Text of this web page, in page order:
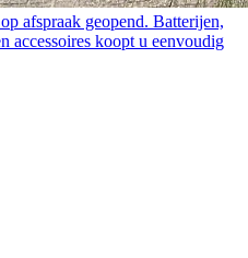
afspraak geopend. Batterijen,
accessoires koopt u eenvoudig